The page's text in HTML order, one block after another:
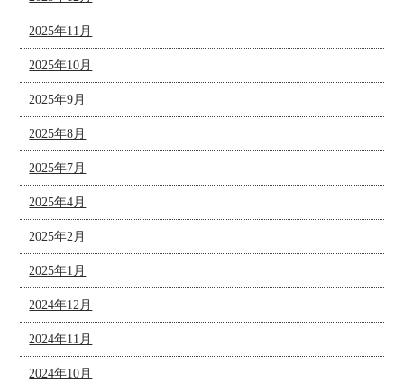
2025年11月
2025年10月
2025年9月
2025年8月
2025年7月
2025年4月
2025年2月
2025年1月
2024年12月
2024年11月
2024年10月